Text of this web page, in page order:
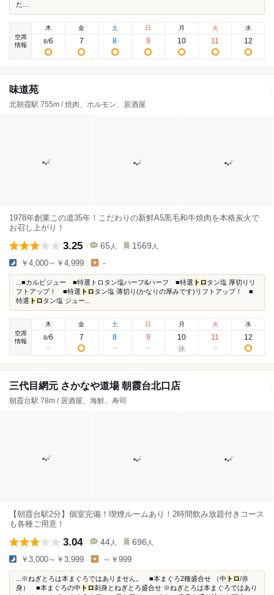
た...
空席
情報
木
8/6
金
7
土
8
日
9
月
10
火
11
水
12
味道苑
北朝霞駅 755m / 焼肉、ホルモン、居酒屋
1978年創業この道35年！こだわりの新鮮A5黒毛和牛焼肉を本格炭火で
お召し上がり！
3.25 65 人 1569 人
￥4,000～￥4,999 -
...■カルビジュー ■特選トロタン塩ハーフ&ハーフ ■特選 トロタン塩 厚切りリ
フトアップ！ ■特選 トロタン塩 薄切り(かなりの厚みです)リフトアップ！ ■
特選 トロタン塩 ジュー...
空席
情報
木
8/6
金
7
土
8
日
9
月
10
火
11
水
12
三代目網元 さかなや道場 朝霞台北口店
朝霞台駅 78m / 居酒屋、海鮮、寿司
【朝霞台駅2分】個室完備！喫煙ルームあり！2時間飲み放題付きコース
も各種ご用意！
3.04 44 人 696 人
￥3,000～￥3,999 ～￥999
...※ねぎとろは本まぐろではありません。 ■本まぐろ2種盛合せ （中 トロ/赤
身） ■本まぐろの中 トロ刺身とねぎとろ盛合せ ※ねぎとろは本まぐろではあり